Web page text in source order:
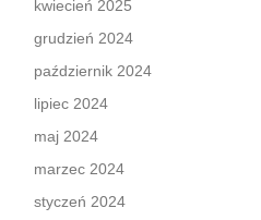
kwiecień 2025
grudzień 2024
październik 2024
lipiec 2024
maj 2024
marzec 2024
styczeń 2024